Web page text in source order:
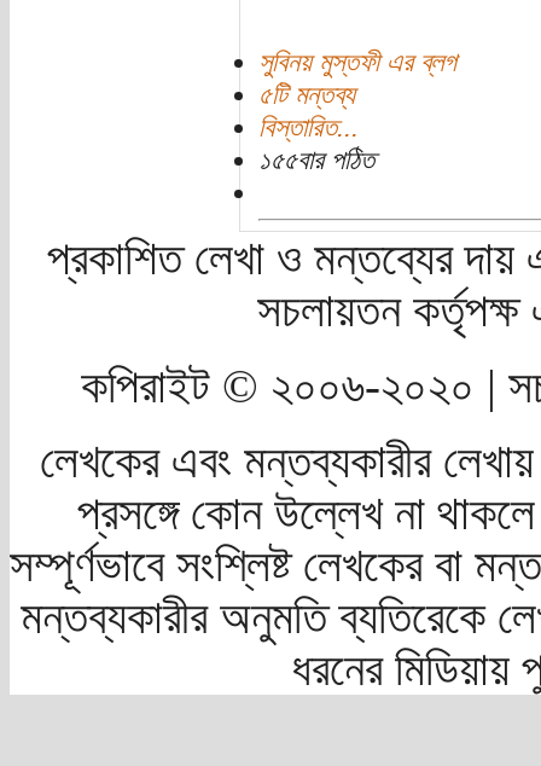
সুবিনয় মুস্তফী এর ব্লগ
৫টি মন্তব্য
বিস্তারিত...
১৫৫বার পঠিত
প্রকাশিত লেখা ও মন্তব্যের দায়
সচলায়তন
কপিরাইট © ২০০৬-২০২০ |
লেখকের এবং মন্তব্যকারীর
প্রসঙ্গে কোন উল্লেখ না
সম্পূর্ণভাবে সংশ্লিষ্ট লেখকের বা
মন্তব্যকারীর অনুমতি ব্যতিরেকে
ধরনের মিডিয়ায়